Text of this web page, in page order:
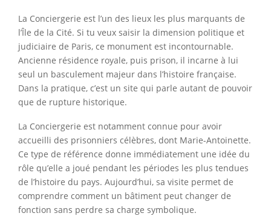
La Conciergerie est l’un des lieux les plus marquants de
l’Île de la Cité. Si tu veux saisir la dimension politique et
judiciaire de Paris, ce monument est incontournable.
Ancienne résidence royale, puis prison, il incarne à lui
seul un basculement majeur dans l’histoire française.
Dans la pratique, c’est un site qui parle autant de pouvoir
que de rupture historique.
La Conciergerie est notamment connue pour avoir
accueilli des prisonniers célèbres, dont Marie-Antoinette.
Ce type de référence donne immédiatement une idée du
rôle qu’elle a joué pendant les périodes les plus tendues
de l’histoire du pays. Aujourd’hui, sa visite permet de
comprendre comment un bâtiment peut changer de
fonction sans perdre sa charge symbolique.